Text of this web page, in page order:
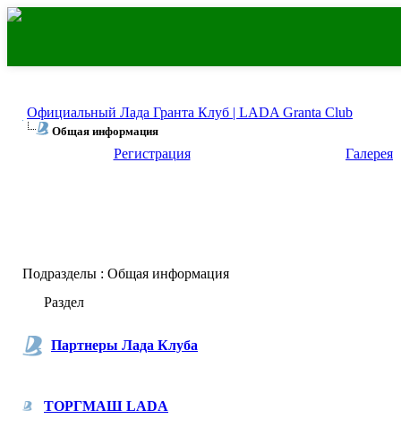
Официальный Лада Гранта Клуб | LADA Granta Club
Общая информация
Регистрация Галерея
Подразделы : Общая информация
Раздел
Партнеры Лада Клуба
ТОРГМАШ LADA